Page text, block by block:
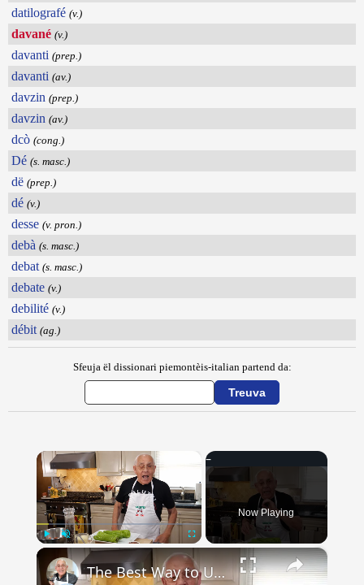
datilografé (v.)
davané (v.)
davanti (prep.)
davanti (av.)
davzin (prep.)
davzin (av.)
dcò (cong.)
Dé (s. masc.)
dë (prep.)
dé (v.)
desse (v. pron.)
debà (s. masc.)
debat (s. masc.)
debate (v.)
debilité (v.)
débit (ag.)
Sfeuja ël dissionari piemontèis-italian partend da:
Unmute
Now Playing
×
The Best Way to Use Italian Frying Peppers